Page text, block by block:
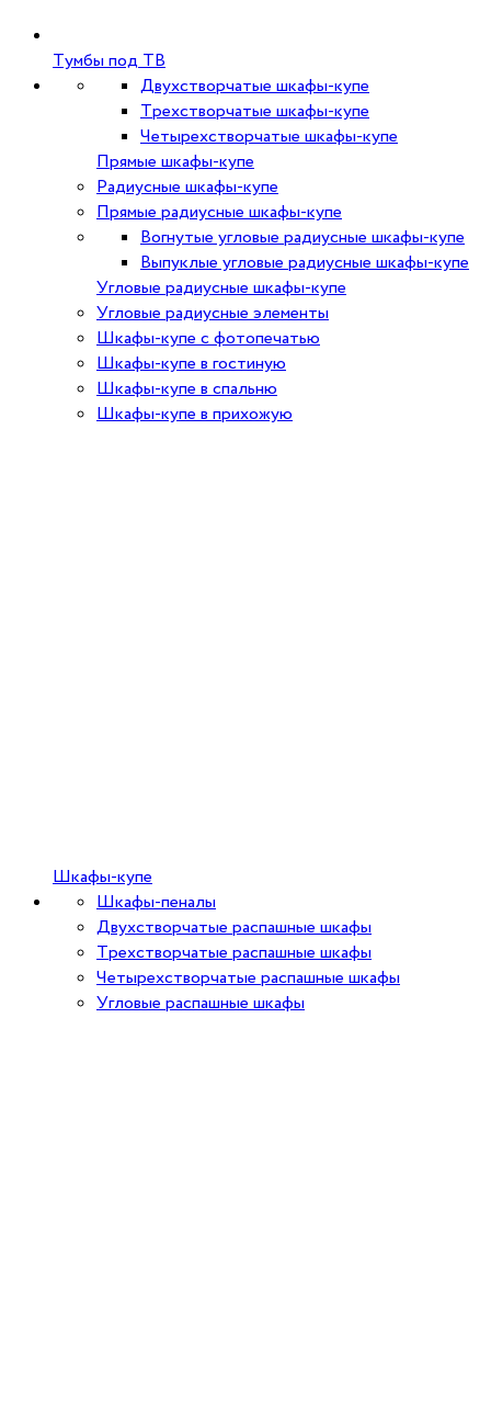
Тумбы под ТВ
Двухстворчатые шкафы-купе
Трехстворчатые шкафы-купе
Четырехстворчатые шкафы-купе
Прямые шкафы-купе
Радиусные шкафы-купе
Прямые радиусные шкафы-купе
Вогнутые угловые радиусные шкафы-купе
Выпуклые угловые радиусные шкафы-купе
Угловые радиусные шкафы-купе
Угловые радиусные элементы
Шкафы-купе с фотопечатью
Шкафы-купе в гостиную
Шкафы-купе в спальню
Шкафы-купе в прихожую
Шкафы-купе
Шкафы-пеналы
Двухстворчатые распашные шкафы
Трехстворчатые распашные шкафы
Четырехстворчатые распашные шкафы
Угловые распашные шкафы